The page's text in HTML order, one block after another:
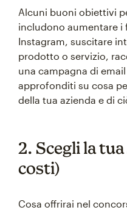
Alcuni buoni obiettivi
includono aumentare i
Instagram, suscitare
prodotto o servizio,
una campagna di
approfonditi su cosa
della tua azienda e di
2. Scegli la
costi)
Cosa offrirai nel